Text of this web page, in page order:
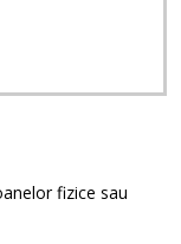
fizice sau